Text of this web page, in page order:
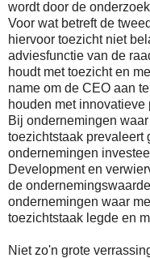
wordt door de
Voor wat betreft de
hiervoor toezicht niet
adviesfunctie van de
houdt met toezicht en
name om de CEO aan
houden met
Bij ondernemingen
toezichtstaak prevaleert
ondernemingen
Development en
de
ondernemingen waar
toezichtstaak legde en
Niet zo'n grote